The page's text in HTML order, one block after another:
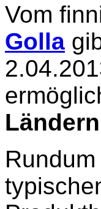
Vom
Golla
Ländern